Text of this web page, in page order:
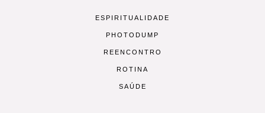
ESPIRITUALIDADE
PHOTODUMP
REENCONTRO
ROTINA
SAÚDE